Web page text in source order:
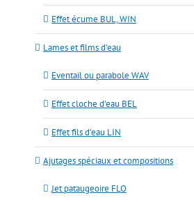
Effet écume BUL, WIN
Lames et films d’eau
Eventail ou parabole WAV
Effet cloche d’eau BEL
Effet fils d’eau LIN
Ajutages spéciaux et compositions
Jet pataugeoire FLO